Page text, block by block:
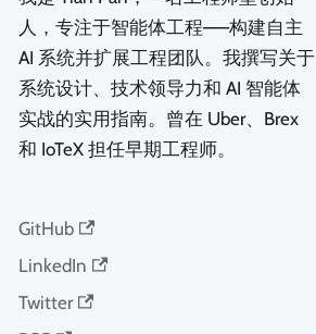
人，专注于智能体工程——构建自主
AI 系统并扩展工程团队。我撰写关于
系统设计、技术领导力和 AI 智能体
实战的实用指南。曾在 Uber、Brex
和 IoTeX 担任早期工程师。
GitHub
LinkedIn
Twitter